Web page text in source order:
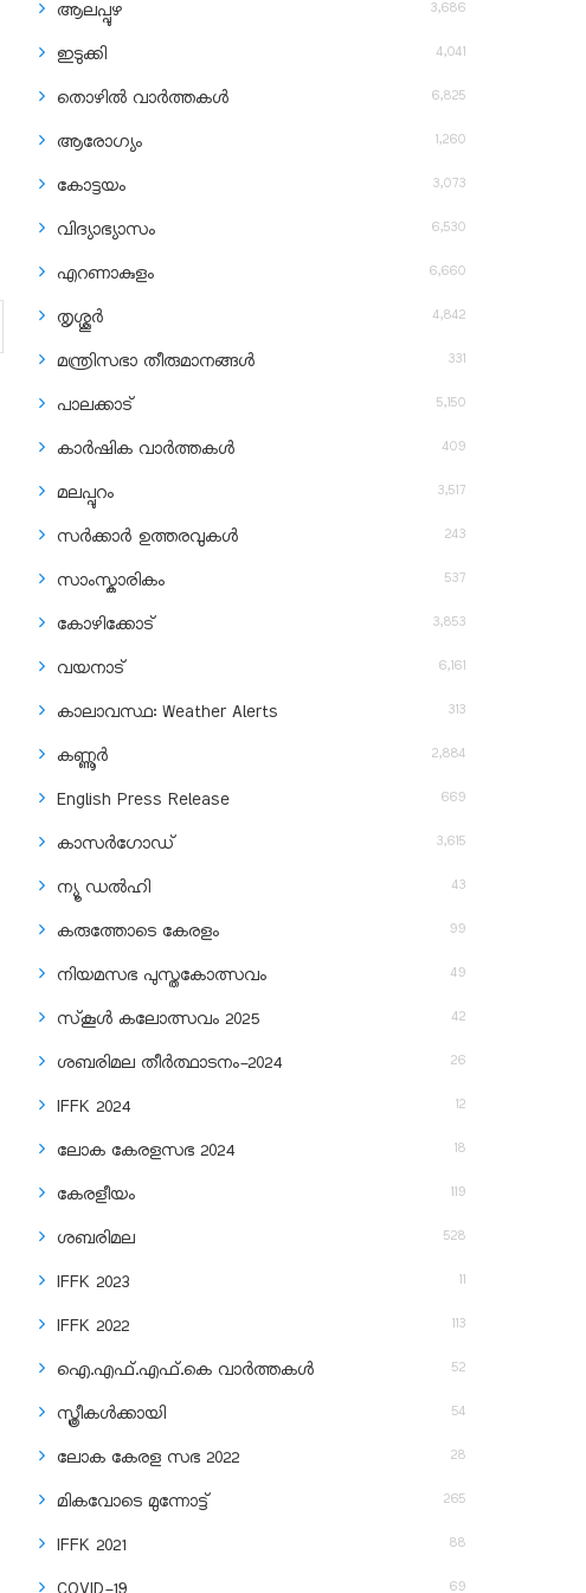
ആലപ്പുഴ 3,686
ഇടുക്കി 4,041
തൊഴിൽ വാർത്തകൾ 6,825
ആരോഗ്യം 1,260
കോട്ടയം 3,073
വിദ്യാഭ്യാസം 6,530
എറണാകുളം 6,660
തൃശ്ശൂർ 4,842
മന്ത്രിസഭാ തീരുമാനങ്ങൾ 331
പാലക്കാട് 5,150
കാർഷിക വാർത്തകൾ 409
മലപ്പുറം 3,517
സർക്കാർ ഉത്തരവുകൾ 243
സാംസ്കാരികം 537
കോഴിക്കോട് 3,853
വയനാട് 6,161
കാലാവസ്ഥ: Weather Alerts 313
കണ്ണൂർ 2,884
English Press Release 669
കാസർഗോഡ് 3,615
ന്യൂ ഡൽഹി 43
കരുത്തോടെ കേരളം 99
നിയമസഭ പുസ്തകോത്സവം 49
സ്‌കൂൾ കലോത്സവം 2025 42
ശബരിമല തീര്‍ത്ഥാടനം-2024 26
IFFK 2024 12
ലോക കേരളസഭ 2024 18
കേരളീയം 119
ശബരിമല 528
IFFK 2023 11
IFFK 2022 113
ഐ.എഫ്.എഫ്.കെ വാർത്തകൾ 52
സ്ത്രീകൾക്കായി 54
ലോക കേരള സഭ 2022 28
മികവോടെ മുന്നോട്ട് 265
IFFK 2021 88
69